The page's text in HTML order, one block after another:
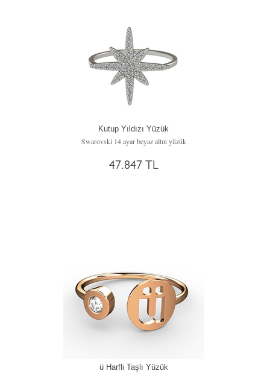
Kutup Yıldızı Yüzük
Swarovski 14 ayar beyaz altın yüzük
47.847 TL
ü Harfli Taşlı Yüzük